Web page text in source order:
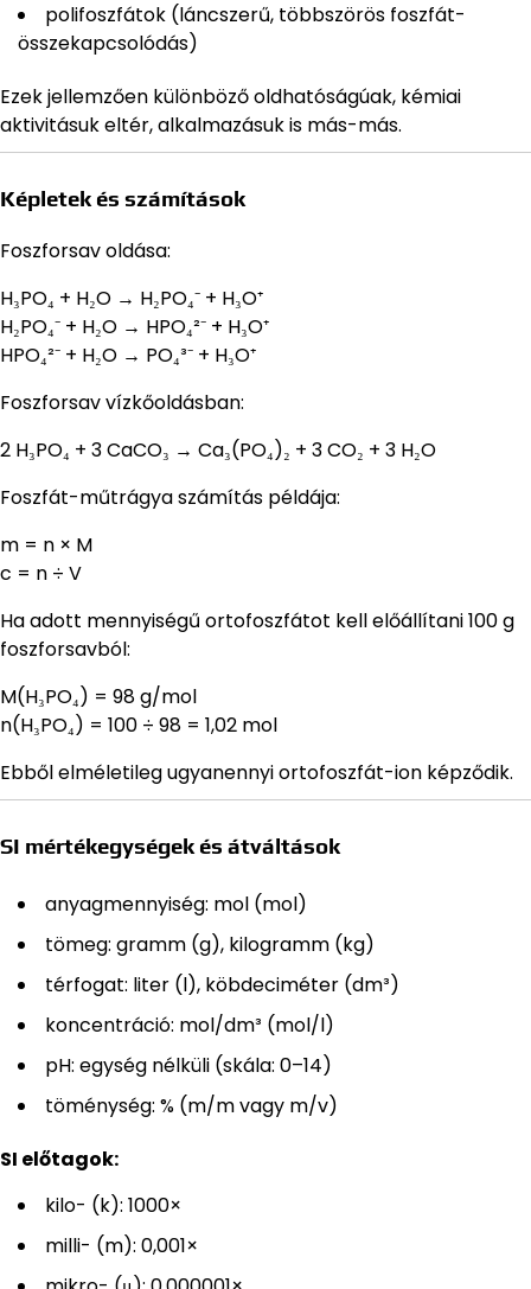
polifoszfátok (láncszerű, többszörös foszfát-
összekapcsolódás)
Ezek jellemzően különböző oldhatóságúak, kémiai
aktivitásuk eltér, alkalmazásuk is más-más.
Képletek és számítások
Foszforsav oldása:
H₃PO₄ + H₂O → H₂PO₄⁻ + H₃O⁺
H₂PO₄⁻ + H₂O → HPO₄²⁻ + H₃O⁺
HPO₄²⁻ + H₂O → PO₄³⁻ + H₃O⁺
Foszforsav vízkőoldásban:
2 H₃PO₄ + 3 CaCO₃ → Ca₃(PO₄)₂ + 3 CO₂ + 3 H₂O
Foszfát-műtrágya számítás példája:
m = n × M
c = n ÷ V
Ha adott mennyiségű ortofoszfátot kell előállítani 100 g
foszforsavból:
M(H₃PO₄) = 98 g/mol
n(H₃PO₄) = 100 ÷ 98 = 1,02 mol
Ebből elméletileg ugyanennyi ortofoszfát-ion képződik.
SI mértékegységek és átváltások
anyagmennyiség: mol (mol)
tömeg: gramm (g), kilogramm (kg)
térfogat: liter (l), köbdeciméter (dm³)
koncentráció: mol/dm³ (mol/l)
pH: egység nélküli (skála: 0–14)
töménység: % (m/m vagy m/v)
SI előtagok:
kilo- (k): 1000×
milli- (m): 0,001×